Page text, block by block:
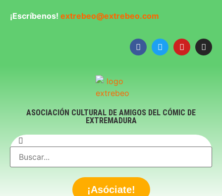
¡Escríbenos! extrebeo@extrebeo.com
ASOCIACIÓN CULTURAL DE AMIGOS DEL CÓMIC DE
EXTREMADURA
¡Asóciate!